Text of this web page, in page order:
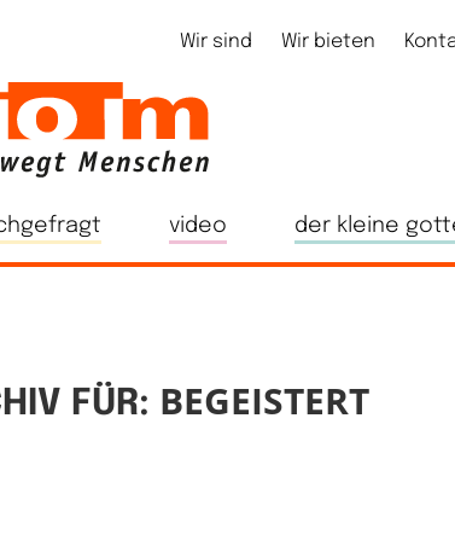
Wir sind Wir bieten
video der kleine
FÜR: BEGEISTERT